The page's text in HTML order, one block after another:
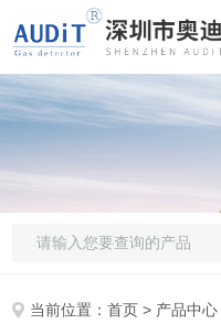
当前位置：首页 > 产品中心